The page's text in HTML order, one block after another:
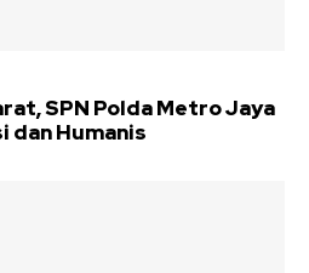
SPN Polda Metro Jaya
dan Humanis